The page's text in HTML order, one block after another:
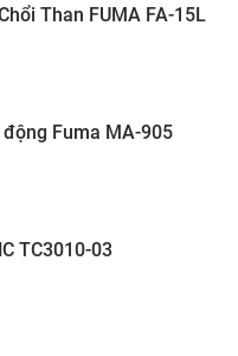
Than FUMA FA-15L
Fuma MA-905
TC3010-03